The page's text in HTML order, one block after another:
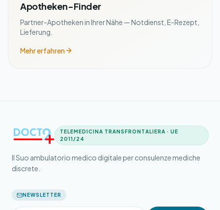
Apotheken-Finder
Partner-Apotheken in Ihrer Nähe — Notdienst, E-Rezept,
Lieferung.
Mehr erfahren
TELEMEDICINA TRANSFRONTALIERA · UE
2011/24
Il Suo ambulatorio medico digitale per consulenze mediche
discrete.
NEWSLETTER